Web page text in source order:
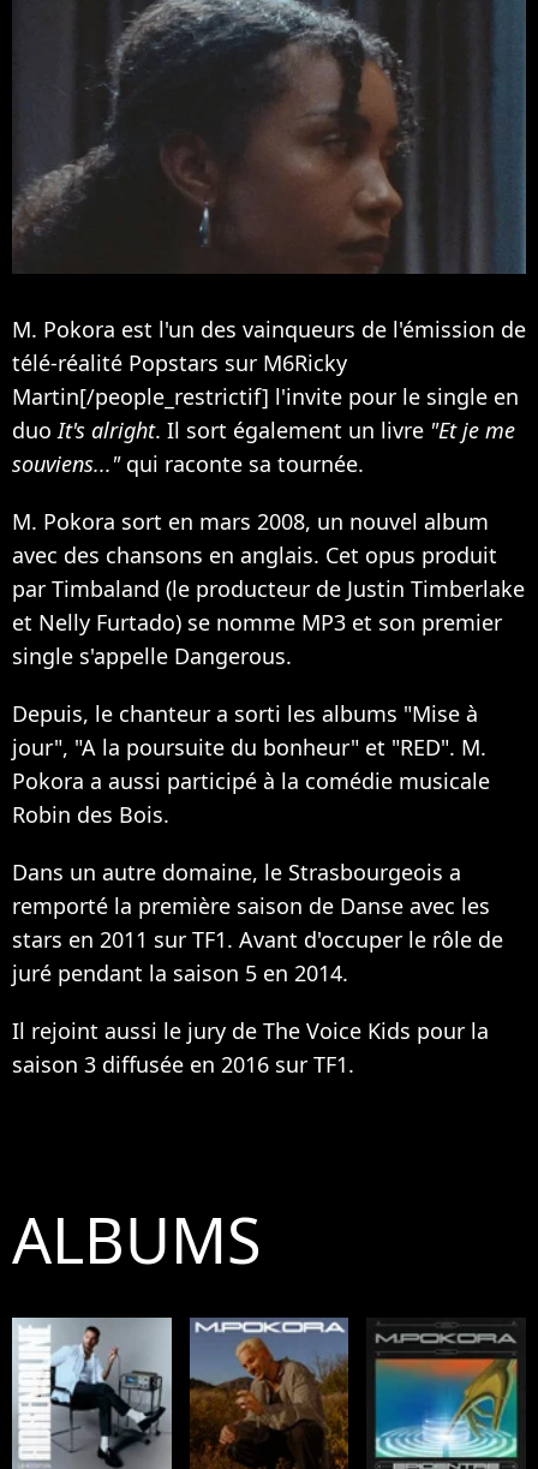
M. Pokora est l'un des vainqueurs de l'émission de
télé-réalité Popstars sur M6Ricky
Martin[/people_restrictif] l'invite pour le single en
duo It's alright. Il sort également un livre "Et je me
souviens..."qui raconte sa tournée.
M. Pokora sort en mars 2008, un nouvel album
avec des chansons en anglais. Cet opus produit
par Timbaland (le producteur de Justin Timberlake
et Nelly Furtado) se nomme MP3 et son premier
single s'appelle Dangerous.
Depuis, le chanteur a sorti les albums "Mise à
jour", "A la poursuite du bonheur" et "RED". M.
Pokora a aussi participé à la comédie musicale
Robin des Bois.
Dans un autre domaine, le Strasbourgeois a
remporté la première saison de Danse avec les
stars en 2011 sur TF1. Avant d'occuper le rôle de
juré pendant la saison 5 en 2014.
Il rejoint aussi le jury de The Voice Kids pour la
saison 3 diffusée en 2016 sur TF1.
ALBUMS